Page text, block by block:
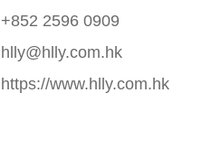
+852 2596 0909
hlly@hlly.com.hk
https://www.hlly.com.hk